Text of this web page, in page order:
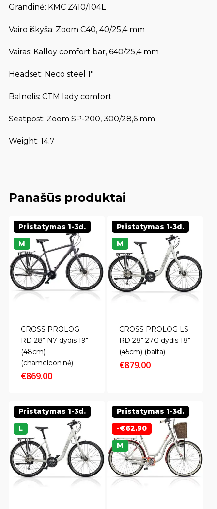
Grandinė: KMC Z410/104L
Vairo iškyša: Zoom C40, 40/25,4 mm
Vairas: Kalloy comfort bar, 640/25,4 mm
Headset: Neco steel 1″
Balnelis: CTM lady comfort
Seatpost: Zoom SP-200, 300/28,6 mm
Weight: 14.7
Panašūs produktai
CROSS PROLOG
RD 28″ N7 dydis 19″
(48cm)
(chameleoninė)
€869.00
Pristatymas 1-3d.
M
CROSS PROLOG LS
RD 28″ 27G dydis 18″
(45cm) (balta)
€879.00
Pristatymas 1-3d.
M
Pristatymas 1-3d.
L
Pristatymas 1-3d.
-€62.90
M